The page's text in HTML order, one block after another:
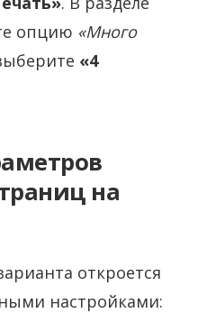
опцию «Много
«4
на
откроется
настройками: